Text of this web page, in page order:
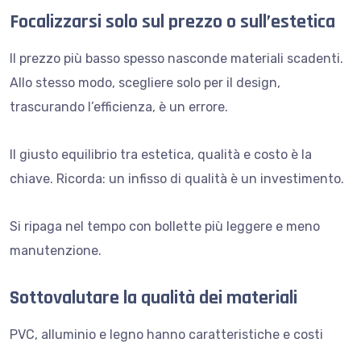
Focalizzarsi solo sul prezzo o sull’estetica
Il prezzo più basso spesso nasconde materiali scadenti.
Allo stesso modo, scegliere solo per il design,
trascurando l’efficienza, è un errore.
Il giusto equilibrio tra estetica, qualità e costo è la
chiave. Ricorda: un infisso di qualità è un investimento.
Si ripaga nel tempo con bollette più leggere e meno
manutenzione.
Sottovalutare la qualità dei materiali
PVC, alluminio e legno hanno caratteristiche e costi